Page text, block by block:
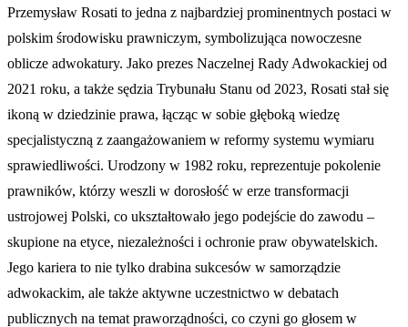
Przemysław Rosati to jedna z najbardziej prominentnych postaci w
polskim środowisku prawniczym, symbolizująca nowoczesne
oblicze adwokatury. Jako prezes Naczelnej Rady Adwokackiej od
2021 roku, a także sędzia Trybunału Stanu od 2023, Rosati stał się
ikoną w dziedzinie prawa, łącząc w sobie głęboką wiedzę
specjalistyczną z zaangażowaniem w reformy systemu wymiaru
sprawiedliwości. Urodzony w 1982 roku, reprezentuje pokolenie
prawników, którzy weszli w dorosłość w erze transformacji
ustrojowej Polski, co ukształtowało jego podejście do zawodu –
skupione na etyce, niezależności i ochronie praw obywatelskich.
Jego kariera to nie tylko drabina sukcesów w samorządzie
adwokackim, ale także aktywne uczestnictwo w debatach
publicznych na temat praworządności, co czyni go głosem w